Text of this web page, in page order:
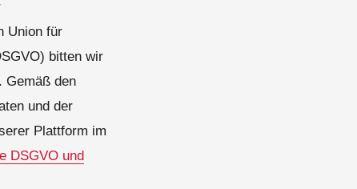
Union für
bitten wir
Gemäß den
und der
Plattform im
DSGVO und